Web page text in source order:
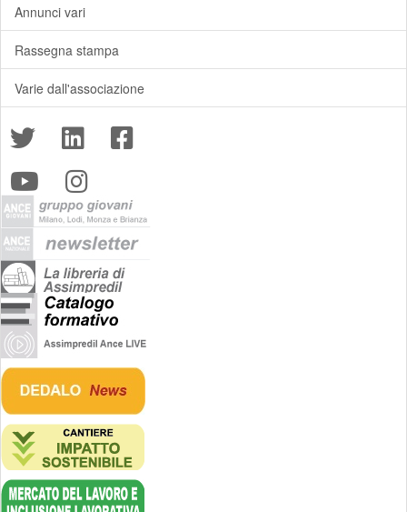
Annunci vari
Rassegna stampa
Varie dall'associazione